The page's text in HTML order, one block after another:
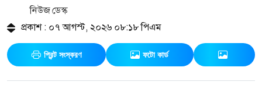
নিউজ ডেস্ক
প্রকাশ : ০৭ আগস্ট, ২০২৬ ০৮:১৮ পিএম
প্রিন্ট সংস্করণ ফটো কার্ড